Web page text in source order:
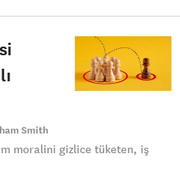
Smith
moralini gizlice tüketen, iş